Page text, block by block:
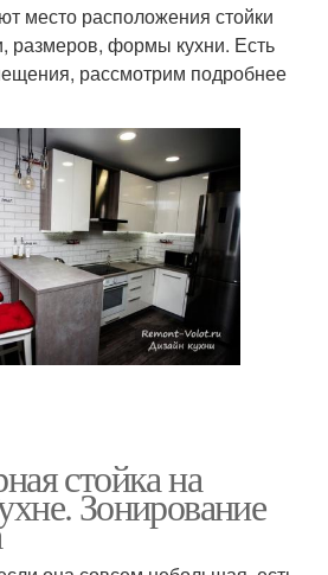
место расположения стойки
размеров, формы кухни. Есть
рассмотрим подробнее
стойка на
Зонирование